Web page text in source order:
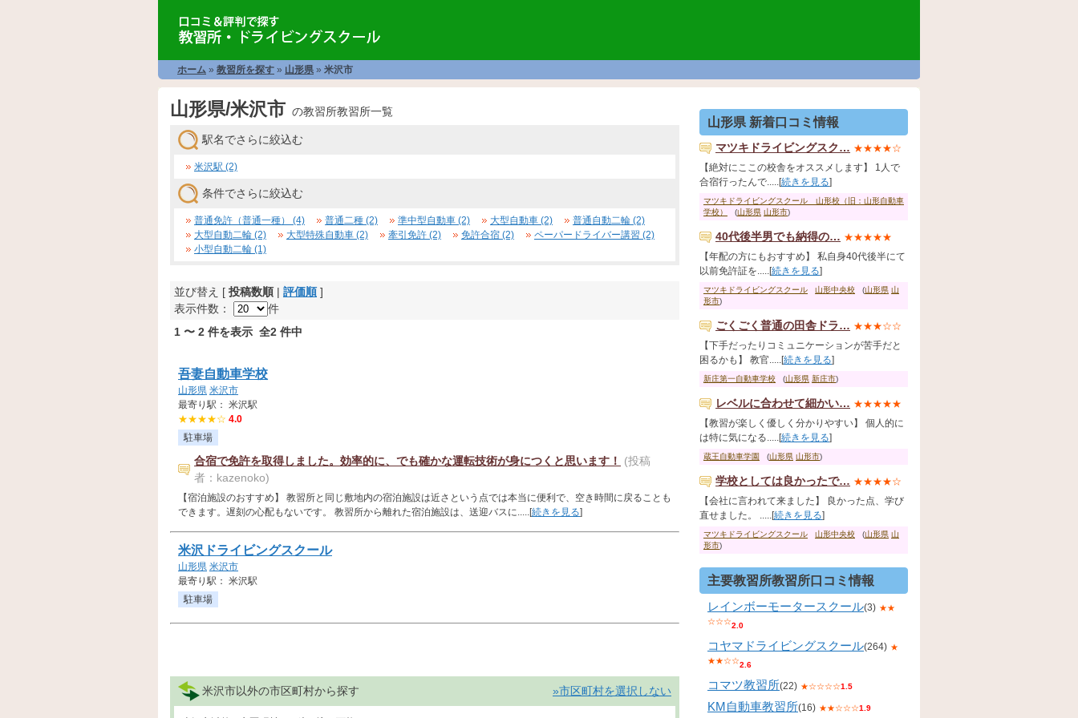
ホーム » 教習所を探す » 山形県 » 米沢市
山形県/米沢市 の教習所教習所一覧
駅名でさらに絞込む
米沢駅 (2)
条件でさらに絞込む
普通免許（普通一種） (4) 普通二種 (2) 準中型自動車 (2) 大型自動車 (2)
普通自動二輪 (2)
大型自動二輪 (2)
大型特殊自動車 (2) 牽引免許 (2) 免許合宿 (2)
ペーパードライバー講習 (2)
小型自動二輪 (1)
並び替え [ 投稿数順| 評価順]
表示件数：
件
1 〜 2 件を表示 全2 件中
吾妻自動車学校
山形県 米沢市
最寄り駅： 米沢駅
★★★★☆ 4.0
駐車場
合宿で免許を取得しました。効率的に、でも確かな運転技術が身につくと思います！
(投稿
者：kazenoko)
【宿泊施設のおすすめ】 教習所と同じ敷地内の宿泊施設は近さという点では本当に便利で、空き時間に戻ることも
できます。遅刻の心配もないです。 教習所から離れた宿泊施設は、送迎バスに.....[続きを見る]
米沢ドライビングスクール
山形県 米沢市
最寄り駅： 米沢駅
駐車場
米沢市以外の市区町村から探す »市区町村を選択しない
山形県 新着口コミ情報
マツキドライビングスク… ★★★★☆
【絶対にここの校舎をオススメします】 1人で
合宿行ったんで.....[続きを見る]
マツキドライビングスクール 山形校（旧：山形自動車
学校）
(山形県 山形市)
40代後半男でも納得の… ★★★★★
【年配の方にもおすすめ】 私自身40代後半にて
以前免許証を.....[続きを見る]
マツキドライビングスクール 山形中央校 (山形県 山
形市)
ごくごく普通の田舎ドラ… ★★★☆☆
【下手だったりコミュニケーションが苦手だと
困るかも】 教官.....[続きを見る]
新庄第一自動車学校 (山形県 新庄市)
レベルに合わせて細かい… ★★★★★
【教習が楽しく優しく分かりやすい】 個人的に
は特に気になる.....[続きを見る]
蔵王自動車学園 (山形県 山形市)
学校としては良かったで… ★★★★☆
【会社に言われて来ました】 良かった点、学び
直せました。 .....[続きを見る]
マツキドライビングスクール 山形中央校 (山形県 山
形市)
主要教習所教習所口コミ情報
レインボーモータースクール(3) ★★
☆☆☆2.0
コヤマドライビングスクール(264) ★
★★☆☆2.6
コマツ教習所(22) ★☆☆☆☆1.5
KM自動車教習所(16) ★★☆☆☆1.9